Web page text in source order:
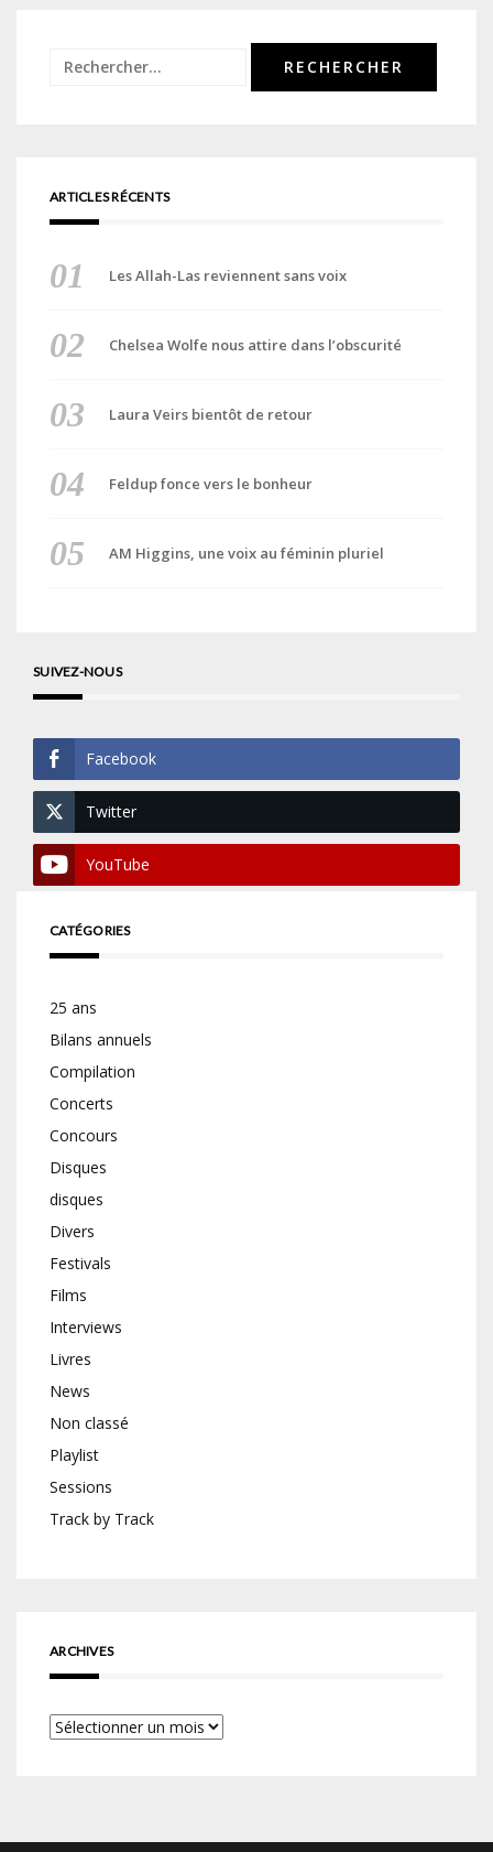
Rechercher :
ARTICLES RÉCENTS
Les Allah-Las reviennent sans voix
Chelsea Wolfe nous attire dans l’obscurité
Laura Veirs bientôt de retour
Feldup fonce vers le bonheur
AM Higgins, une voix au féminin pluriel
SUIVEZ-NOUS
Facebook
Twitter
YouTube
CATÉGORIES
25 ans
Bilans annuels
Compilation
Concerts
Concours
Disques
disques
Divers
Festivals
Films
Interviews
Livres
News
Non classé
Playlist
Sessions
Track by Track
ARCHIVES
Archives